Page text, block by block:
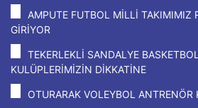
AMPUTE FUTBOL MİLLİ TAKIMIMIZ
GİRİYOR
TEKERLEKLİ SANDALYE
KULÜPLERİMİZİN DİKKATİNE
OTURARAK VOLEYBOL ANTRENÖR